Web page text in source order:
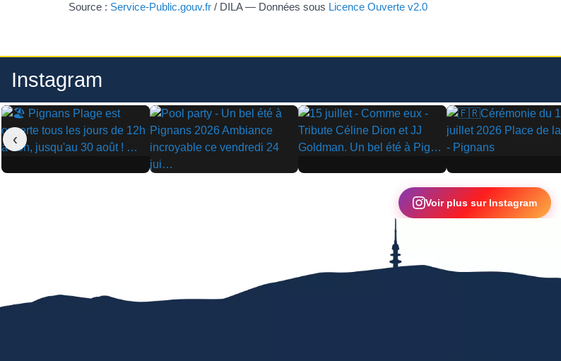
Source : Service-Public.gouv.fr / DILA — Données sous Licence Ouverte v2.0
Instagram
▶
▶
▶ ▶
‹
Voir plus sur Instagram